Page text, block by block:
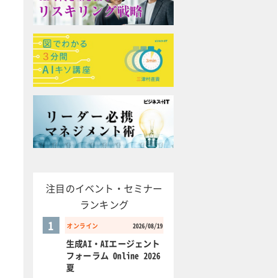
注目のイベント・セミナー
ランキング
オンライン 2026/08/19
1
生成AI・AIエージェント
フォーラム Online 2026
夏